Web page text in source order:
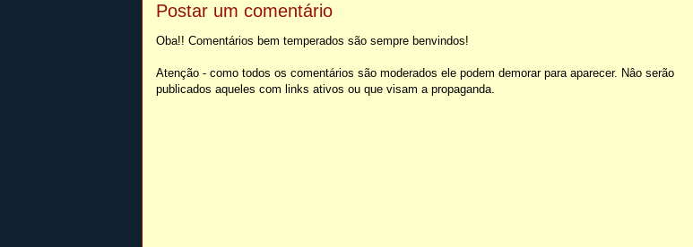
Postar um comentário
Oba!! Comentários bem temperados são sempre benvindos!
Atenção - como todos os comentários são moderados ele podem demorar para aparecer. Nâo serão
publicados aqueles com links ativos ou que visam a propaganda.